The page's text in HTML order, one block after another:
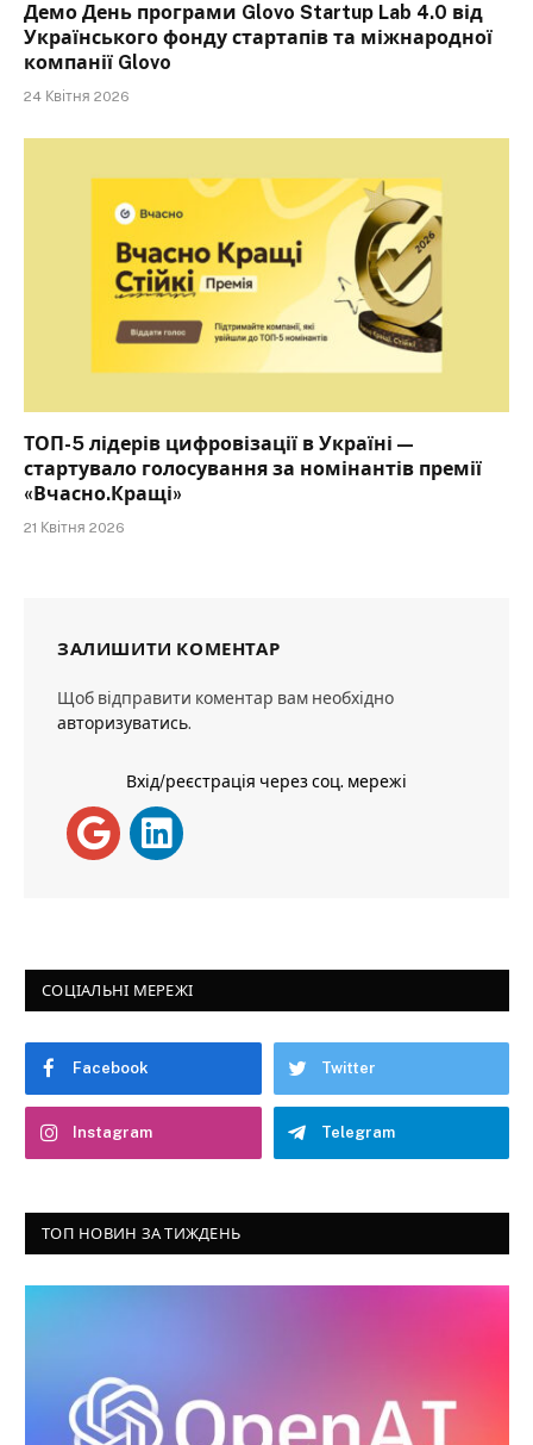
Демо День програми Glovo Startup Lab 4.0 від
Українського фонду стартапів та міжнародної
компанії Glovo
24 Квітня 2026
ТОП-5 лідерів цифровізації в Україні —
стартувало голосування за номінантів премії
«Вчасно.Кращі»
21 Квітня 2026
ЗАЛИШИТИ КОМЕНТАР
Щоб відправити коментар вам необхідно
авторизуватись.
Вхід/реєстрація через соц. мережі
СОЦІАЛЬНІ МЕРЕЖІ
Facebook Twitter
Instagram Telegram
ТОП НОВИН ЗА ТИЖДЕНЬ